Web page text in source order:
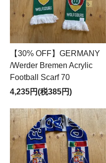
【30% OFF】GERMANY
/Werder Bremen Acrylic
Football Scarf 70
4,235円(税385円)